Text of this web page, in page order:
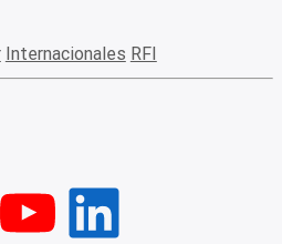
Internacionales RFI
YouTube
LinkedIn